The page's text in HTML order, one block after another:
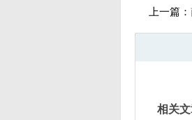
上一篇：
相关